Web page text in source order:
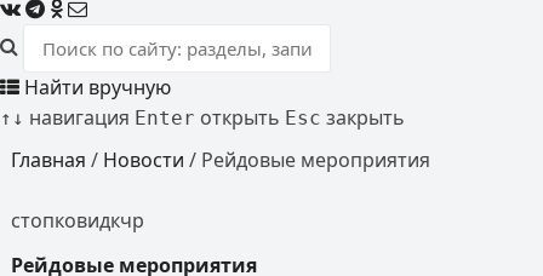
Найти вручную
↑ ↓ навигация Enter открыть Esc закрыть
Главная / Новости / Рейдовые мероприятия
стопковидкчр
Рейдовые мероприятия